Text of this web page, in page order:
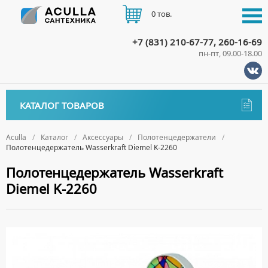
Aculla Каталог Аксессуары
Полотенцедержатели
Полотенцедержатель Wasserkraft Diemel K-2260
Полотенцедержатель Wasserkraft
Diemel K-2260
КАТАЛОГ ТОВАРОВ
ДИСПЕНСЕРЫ
ДОЗАТОРЫ ДЛЯ МЫЛА
ЕРШИКИ
+7 (831) 210-67-77, 260-16-69
пн-пт, 09.00-18.00
0 тов.
ДОСТАВКА
ОПЛАТА